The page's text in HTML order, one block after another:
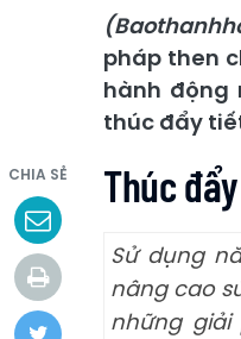
pháp then
hành động
thúc đẩy
CHIA SẺ Thúc
Sử dụng
nâng cao
những